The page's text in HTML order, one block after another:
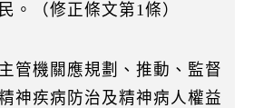
。（修正條文第1條）
管機關應規劃、推動、監督
神疾病防治及精神病人權益